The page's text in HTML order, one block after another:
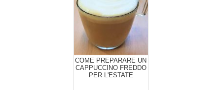
COME PREPARARE UN
CAPPUCCINO FREDDO
PER L'ESTATE